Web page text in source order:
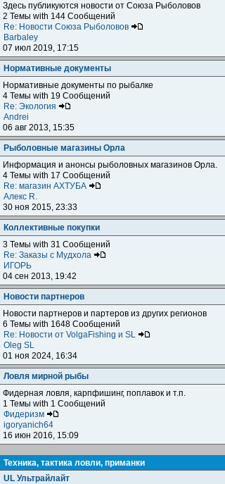
Здесь публикуются новости от Союза Рыболовов
2 Темы with 144 Сообщений
Re: Новости Союза Рыболовов
Barbaley
07 июл 2019, 17:15
Нормативные документы
Нормативные документы по рыбалке
4 Темы with 19 Сообщений
Re: Экология
Andrei
06 авг 2013, 15:35
Рыболовные магазины Орла
Информация и анонсы рыболовных магазинов Орла.
4 Темы with 17 Сообщений
Re: магазин АХТУБА
Алекс R.
30 ноя 2015, 23:33
Коллективные покупки
3 Темы with 31 Сообщений
Re: Заказы с Мудхола
ИГОРЬ
04 сен 2013, 19:42
Новости партнеров
Новости партнеров и партеров из других регионов
6 Темы with 1648 Сообщений
Re: Новости от VolgaFishing и SL
Oleg SL
01 ноя 2024, 16:34
Ловля мирной рыбы
Фидерная ловля, карпфишинг, поплавок и т.п.
1 Темы with 1 Сообщений
Фидеризм
igoryanich64
16 июн 2016, 15:09
Техника, тактика ловли, приманки
UL Ультрайлайт